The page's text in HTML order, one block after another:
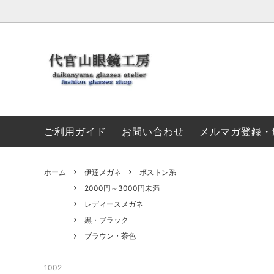
3000円～5000円未満 5000
グリーン・緑
イエロー・黄色
ご利用ガイド お問い合わせ メルマガ登録・
ホーム 伊達メガネ
ボストン系
2000円～3000円未満
レディースメガネ
黒・ブラック
ブラウン・茶色
1002